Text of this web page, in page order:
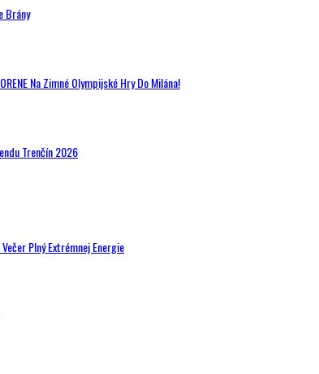
Brány
Na Zimné Olympijské Hry Do Milána!
Trenčín 2026
Plný Extrémnej Energie